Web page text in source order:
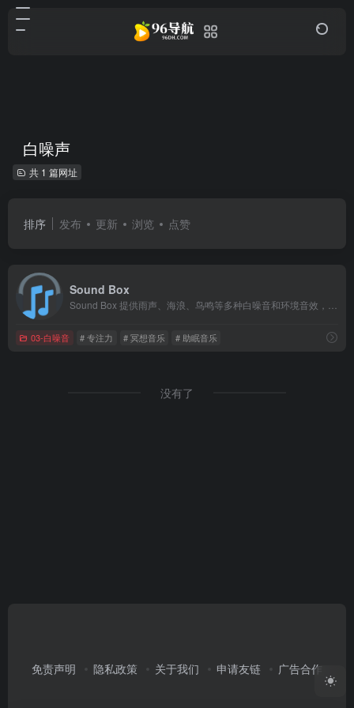
白噪声
共 1 篇网址
排序 发布 更新 浏览 点赞
Sound Box
03-白噪音 # 专注力 # 冥想音乐 # 助眠音乐
没有了
免责声明 隐私政策 关于我们 申请友链 广告合作